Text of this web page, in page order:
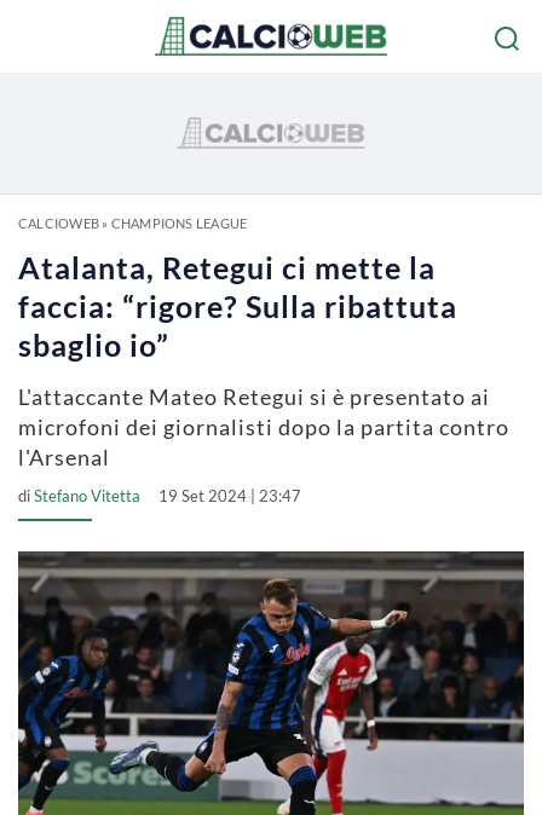
CALCIOWEB» CHAMPIONS LEAGUE
Atalanta, Retegui ci mette la
faccia: “rigore? Sulla ribattuta
sbaglio io”
L'attaccante Mateo Retegui si è presentato ai
microfoni dei giornalisti dopo la partita contro
l'Arsenal
diStefano Vitetta 19 Set 2024 | 23:47